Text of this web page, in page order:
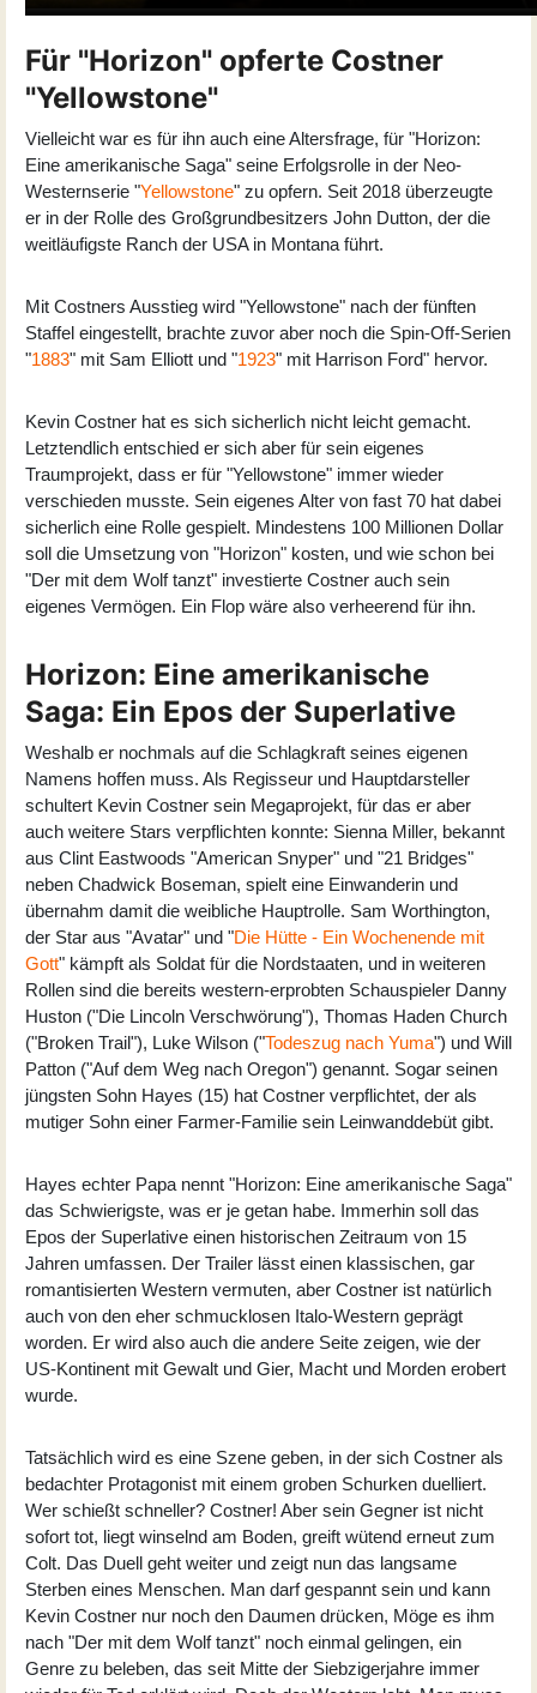
Für "Horizon" opferte Costner
"Yellowstone"
Vielleicht war es für ihn auch eine Altersfrage, für "Horizon:
Eine amerikanische Saga" seine Erfolgsrolle in der Neo-
Westernserie "Yellowstone" zu opfern. Seit 2018 überzeugte
er in der Rolle des Großgrundbesitzers John Dutton, der die
weitläufigste Ranch der USA in Montana führt.
Mit Costners Ausstieg wird "Yellowstone" nach der fünften
Staffel eingestellt, brachte zuvor aber noch die Spin-Off-Serien
"1883" mit Sam Elliott und "1923" mit Harrison Ford" hervor.
Kevin Costner hat es sich sicherlich nicht leicht gemacht.
Letztendlich entschied er sich aber für sein eigenes
Traumprojekt, dass er für "Yellowstone" immer wieder
verschieden musste. Sein eigenes Alter von fast 70 hat dabei
sicherlich eine Rolle gespielt. Mindestens 100 Millionen Dollar
soll die Umsetzung von "Horizon" kosten, und wie schon bei
"Der mit dem Wolf tanzt" investierte Costner auch sein
eigenes Vermögen. Ein Flop wäre also verheerend für ihn.
Horizon: Eine amerikanische
Saga: Ein Epos der Superlative
Weshalb er nochmals auf die Schlagkraft seines eigenen
Namens hoffen muss. Als Regisseur und Hauptdarsteller
schultert Kevin Costner sein Megaprojekt, für das er aber
auch weitere Stars verpflichten konnte: Sienna Miller, bekannt
aus Clint Eastwoods "American Snyper" und "21 Bridges"
neben Chadwick Boseman, spielt eine Einwanderin und
übernahm damit die weibliche Hauptrolle. Sam Worthington,
der Star aus "Avatar" und "Die Hütte - Ein Wochenende mit
Gott" kämpft als Soldat für die Nordstaaten, und in weiteren
Rollen sind die bereits western-erprobten Schauspieler Danny
Huston ("Die Lincoln Verschwörung"), Thomas Haden Church
("Broken Trail"), Luke Wilson ("Todeszug nach Yuma") und Will
Patton ("Auf dem Weg nach Oregon") genannt. Sogar seinen
jüngsten Sohn Hayes (15) hat Costner verpflichtet, der als
mutiger Sohn einer Farmer-Familie sein Leinwanddebüt gibt.
Hayes echter Papa nennt "Horizon: Eine amerikanische Saga"
das Schwierigste, was er je getan habe. Immerhin soll das
Epos der Superlative einen historischen Zeitraum von 15
Jahren umfassen. Der Trailer lässt einen klassischen, gar
romantisierten Western vermuten, aber Costner ist natürlich
auch von den eher schmucklosen Italo-Western geprägt
worden. Er wird also auch die andere Seite zeigen, wie der
US-Kontinent mit Gewalt und Gier, Macht und Morden erobert
wurde.
Tatsächlich wird es eine Szene geben, in der sich Costner als
bedachter Protagonist mit einem groben Schurken duelliert.
Wer schießt schneller? Costner! Aber sein Gegner ist nicht
sofort tot, liegt winselnd am Boden, greift wütend erneut zum
Colt. Das Duell geht weiter und zeigt nun das langsame
Sterben eines Menschen. Man darf gespannt sein und kann
Kevin Costner nur noch den Daumen drücken, Möge es ihm
nach "Der mit dem Wolf tanzt" noch einmal gelingen, ein
Genre zu beleben, das seit Mitte der Siebzigerjahre immer